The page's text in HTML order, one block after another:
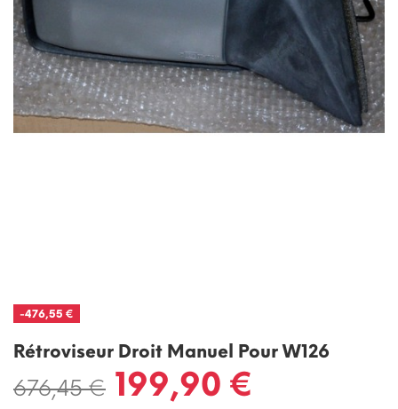
-476,55 €
Rétroviseur Droit Manuel Pour W126
676,45 € 199,90 €